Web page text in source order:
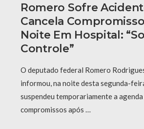
Romero Sofre
Cancela
Noite Em Hospital:
Controle”
O deputado federal Romero
informou, na noite desta segunda-
suspendeu temporariamente a agenda
compromissos após …